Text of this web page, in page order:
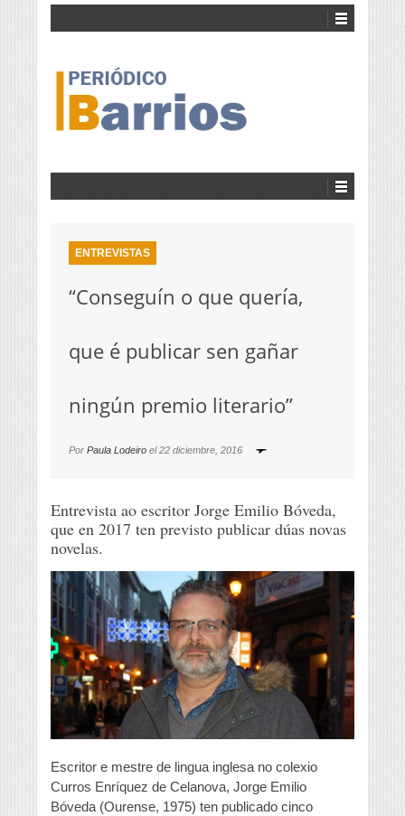
ENTREVISTAS
“Conseguín o que quería,
que é publicar sen gañar
ningún premio literario”
Por Paula Lodeiro el22 diciembre, 2016
Entrevista ao escritor Jorge Emilio Bóveda,
que en 2017 ten previsto publicar dúas novas
novelas.
Escritor e mestre de lingua inglesa no colexio
Curros Enríquez de Celanova, Jorge Emilio
Bóveda (Ourense, 1975) ten publicado cinco